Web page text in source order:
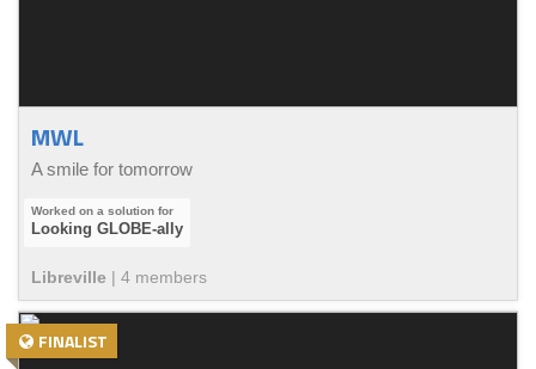
MWL
A smile for tomorrow
Looking GLOBE-ally
Libreville | 4 members
FINALIST